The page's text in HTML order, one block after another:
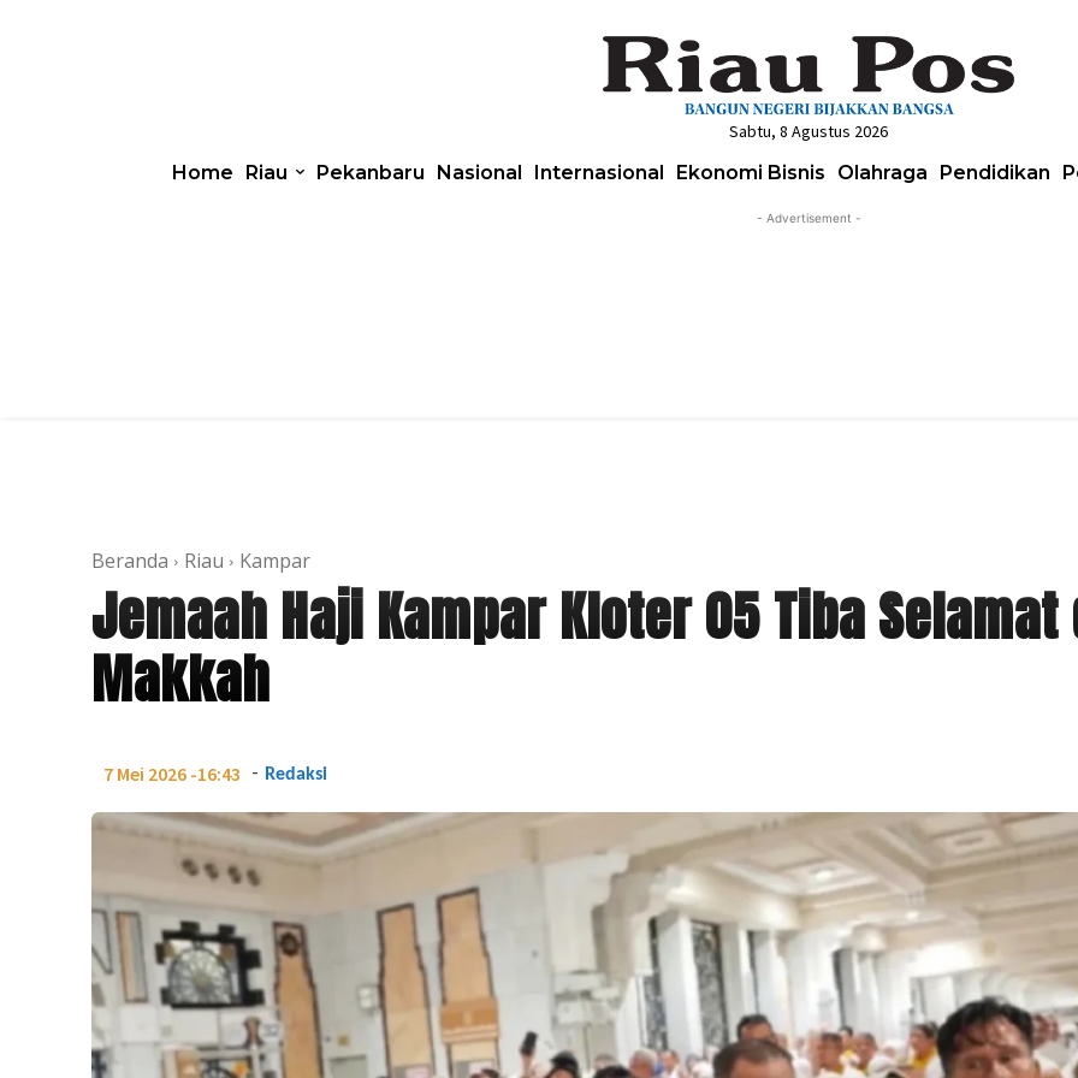
Sabtu, 8 Agustus 2026
Home Riau Pekanbaru Nasional Internasional Ekonomi Bisnis Olahraga Pendidikan
- Advertisement -
Beranda Riau Kampar
Jemaah Haji Kampar Kloter 05 Tiba Selamat
Makkah
7 Mei 2026 -16:43 - Redaksi